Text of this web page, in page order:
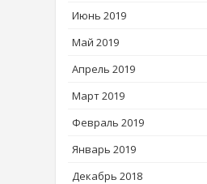
Июнь 2019
Май 2019
Апрель 2019
Март 2019
Февраль 2019
Январь 2019
Декабрь 2018